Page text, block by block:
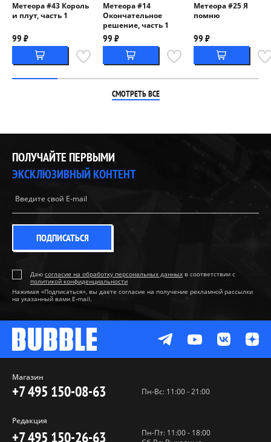
Метеора #43 Король
и плут, часть 1
99 ₽
Метеора #14
Окончательное
решение, часть 1
99 ₽
Метеора #25 Я
помню
99 ₽
СМОТРЕТЬ ВСЕ
ПОЛУЧАЙТЕ ПЕРВЫМИ
ЭКСКЛЮЗИВНЫЙ КОНТЕНТ
ПОДПИСАТЬСЯ
Даю согласие на обработку персональных данных в соответствии с
политикой конфиденциальности
Нажимая «Подписаться», вы даете согласие на получение рекламной рассылки
на указанный вами E-mail.
Магазин
+7 495 150-08-63 Пн-Вс: 11:00 - 21:00
Редакция
+7 495 150-26-63
Пн-Пт: 11:00 - 18:00